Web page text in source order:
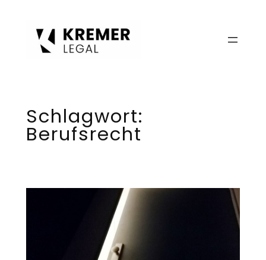
Schlagwort:
Berufsrecht